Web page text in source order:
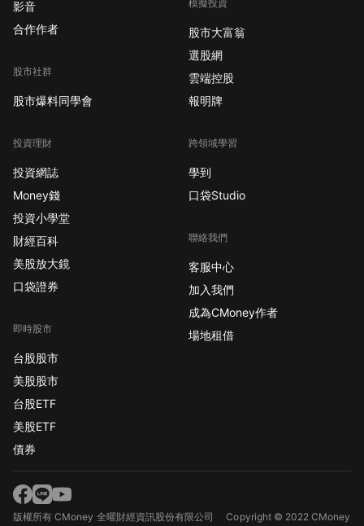
影音
合作作者
股市社群
股市爆料同學會
投資理財
投資網誌
Money錢
投資小學堂
財經百科
美股放大鏡
口袋證券
即時股市
台股股市
美股股市
台股ETF
美股ETF
債券
模擬投資
股市大富翁
選股網
雲端控股
報明牌
跨領域學習
學到
口袋Studio
聯絡我們
客服中心
加入我們
成為CMoney作者
場地租借
版權所有 CMoney 全曜財經資訊股份有限公司Copyright © 2022 CMoney